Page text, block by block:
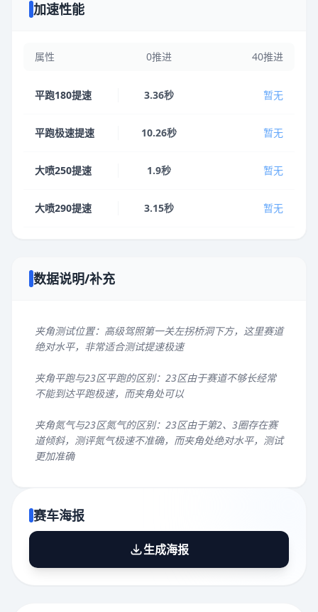
加速性能
属性 0推进 40推进
平跑180提速 3.36秒 暂无
平跑极速提速 10.26秒 暂无
大喷250提速 1.9秒 暂无
大喷290提速 3.15秒 暂无
数据说明/补充
夹角测试位置：高级驾照第一关左拐桥洞下方，这里赛道
绝对水平，非常适合测试提速极速
夹角平跑与23区平跑的区别：23区由于赛道不够长经常
不能到达平跑极速，而夹角处可以
夹角氮气与23区氮气的区别：23区由于第2、3圈存在赛
道倾斜，测评氮气极速不准确，而夹角处绝对水平，测试
更加准确
赛车海报
生成海报